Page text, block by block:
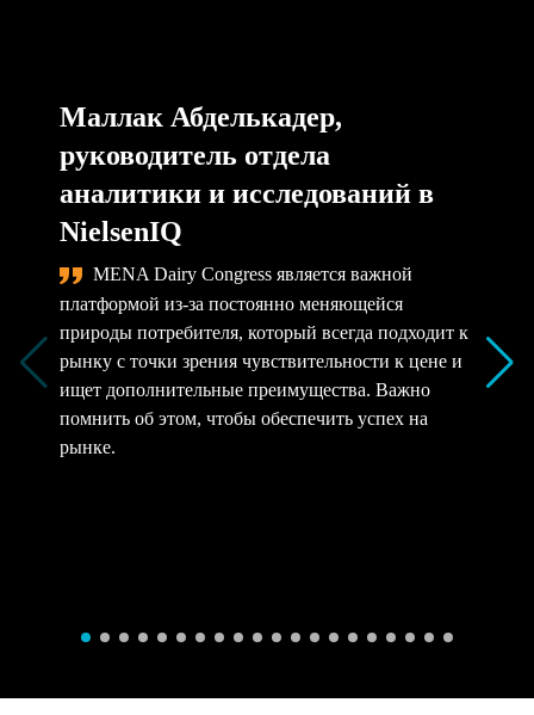
Маллак Абделькадер,
руководитель отдела
аналитики и исследований в
NielsenIQ
MENA Dairy Congress является важной
платформой из-за постоянно меняющейся
природы потребителя, который всегда подходит к
рынку с точки зрения чувствительности к цене и
ищет дополнительные преимущества. Важно
помнить об этом, чтобы обеспечить успех на
рынке.